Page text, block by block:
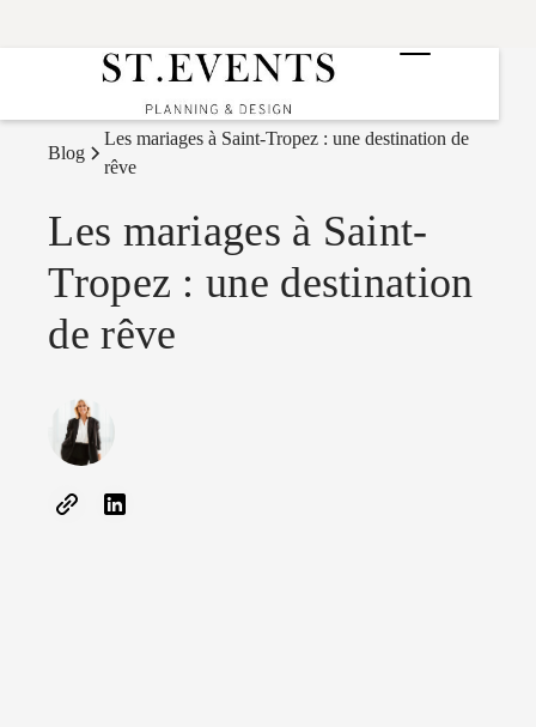
Blog
Les mariages à Saint-Tropez : une destination de
rêve
Les mariages à Saint-
Tropez : une destination
de rêve